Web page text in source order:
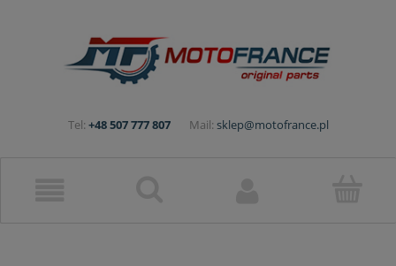
Tel: +48 507 777 807 Mail: sklep@motofrance.pl